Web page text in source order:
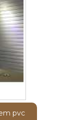
pvc